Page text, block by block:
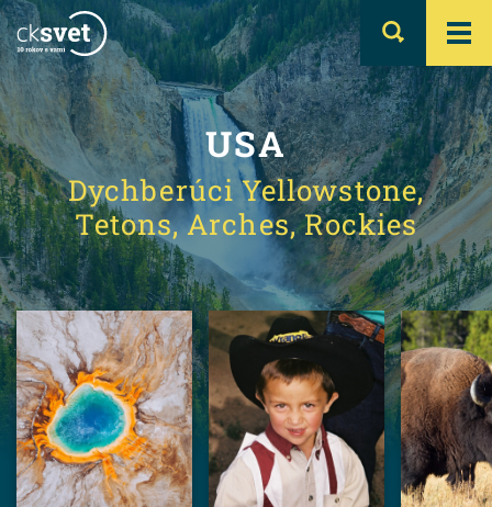
USA
Dychberúci Yellowstone,
Tetons, Arches, Rockies